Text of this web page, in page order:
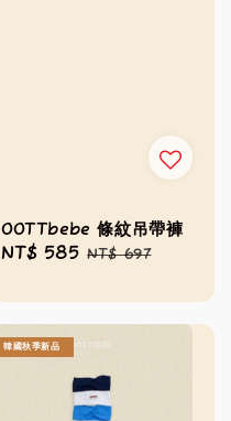
OOTTbebe 條紋吊帶褲
Sale
NT$ 585 Regular
NT$ 697
韓國秋季新品